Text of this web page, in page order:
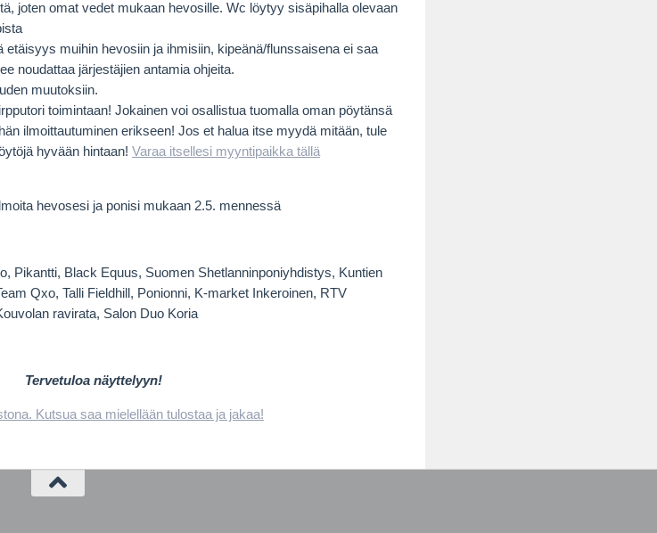
joten omat vedet mukaan hevosille. Wc löytyy sisäpihalla olevaan
etäisyys muihin hevosiin ja ihmisiin, kipeänä/flunssaisena ei saa
noudattaa järjestäjien antamia ohjeita.
muutoksiin.
toimintaan! Jokainen voi osallistua tuomalla oman pöytänsä
ilmoittautuminen erikseen! Jos et halua itse myydä mitään, tule
hyvään hintaan! Varaa itsellesi myyntipaikka tällä
hevosesi ja ponisi mukaan 2.5. mennessä
Pikantti, Black Equus, Suomen Shetlanninponiyhdistys, Kuntien
Qxo, Talli Fieldhill, Ponionni, K-market Inkeroinen, RTV
ravirata, Salon Duo Koria
Tervetuloa näyttelyyn!
Kutsua saa mielellään tulostaa ja jakaa!